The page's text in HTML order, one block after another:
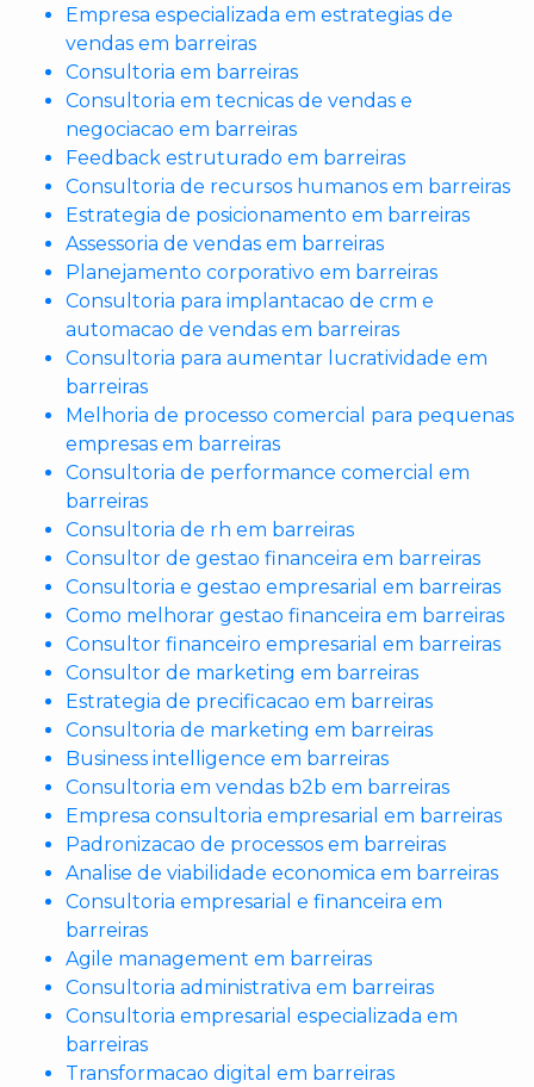
Empresa especializada em estrategias de
vendas em barreiras
Consultoria em barreiras
Consultoria em tecnicas de vendas e
negociacao em barreiras
Feedback estruturado em barreiras
Consultoria de recursos humanos em barreiras
Estrategia de posicionamento em barreiras
Assessoria de vendas em barreiras
Planejamento corporativo em barreiras
Consultoria para implantacao de crm e
automacao de vendas em barreiras
Consultoria para aumentar lucratividade em
barreiras
Melhoria de processo comercial para pequenas
empresas em barreiras
Consultoria de performance comercial em
barreiras
Consultoria de rh em barreiras
Consultor de gestao financeira em barreiras
Consultoria e gestao empresarial em barreiras
Como melhorar gestao financeira em barreiras
Consultor financeiro empresarial em barreiras
Consultor de marketing em barreiras
Estrategia de precificacao em barreiras
Consultoria de marketing em barreiras
Business intelligence em barreiras
Consultoria em vendas b2b em barreiras
Empresa consultoria empresarial em barreiras
Padronizacao de processos em barreiras
Analise de viabilidade economica em barreiras
Consultoria empresarial e financeira em
barreiras
Agile management em barreiras
Consultoria administrativa em barreiras
Consultoria empresarial especializada em
barreiras
Transformacao digital em barreiras